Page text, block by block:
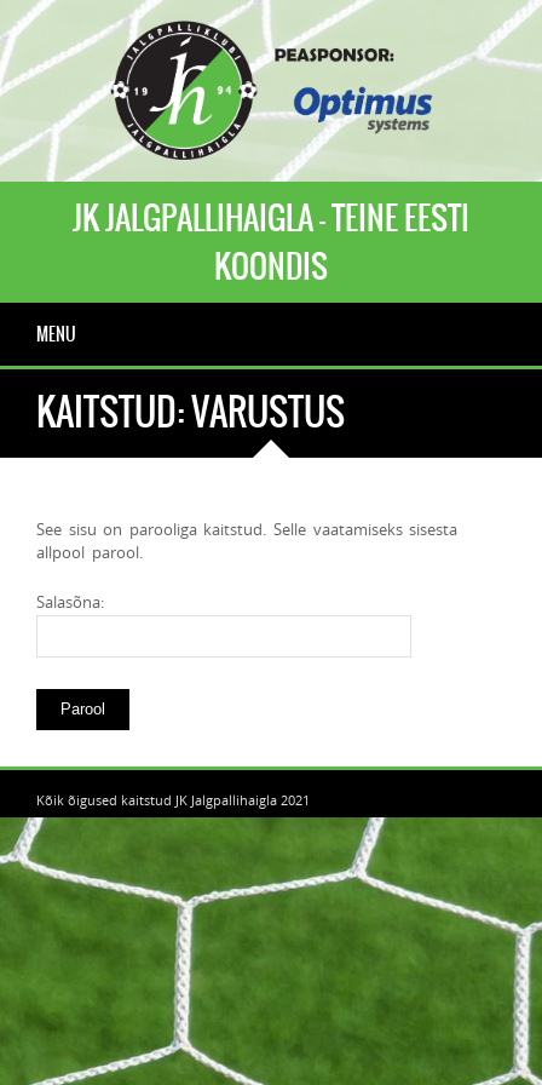
JK JALGPALLIHAIGLA - TEINE EESTI
KOONDIS
MENU
KAITSTUD: VARUSTUS
See sisu on parooliga kaitstud. Selle vaatamiseks sisesta
allpool parool.
Salasõna:
Kõik õigused kaitstud JK Jalgpallihaigla 2021